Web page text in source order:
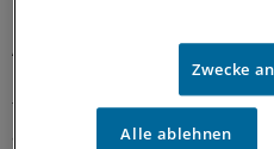
Assistenzarzt an der
Fürth. Die Veranstaltungen
teilweise auch mit mehr als
auch sehr stark besucht.
Zwecke
Alle ablehnen